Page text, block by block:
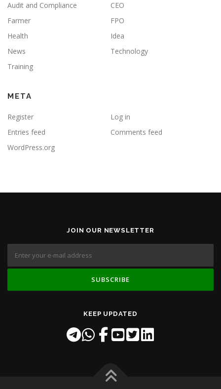
Audit and Compliance
CEO
Farmer
FPO
Health
Idea
News
Technology
Training
META
Register
Log in
Entries feed
Comments feed
WordPress.org
JOIN OUR NEWSLETTER
KEEP UPDATED